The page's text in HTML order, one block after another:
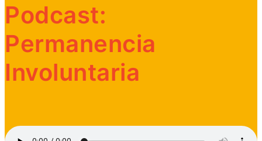
Podcast:
Permanencia
Involuntaria